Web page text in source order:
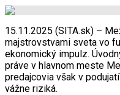
15.11.2025 (SITA.sk) –
majstrovstvami sveta vo
ekonomický impulz.
práve v hlavnom meste
predajcovia však v
vážne riziká.